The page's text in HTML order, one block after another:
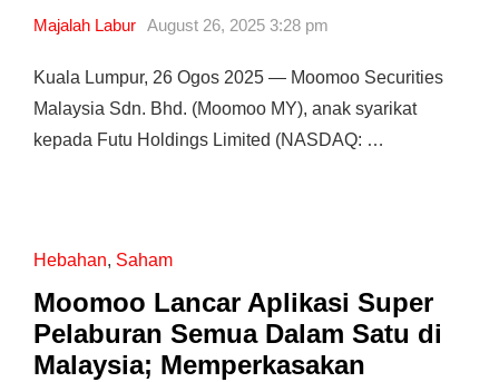
Majalah Labur August 26, 2025 3:28 pm
Kuala Lumpur, 26 Ogos 2025 — Moomoo Securities
Malaysia Sdn. Bhd. (Moomoo MY), anak syarikat
kepada Futu Holdings Limited (NASDAQ: …
Hebahan, Saham
Moomoo Lancar Aplikasi Super
Pelaburan Semua Dalam Satu di
Malaysia; Memperkasakan